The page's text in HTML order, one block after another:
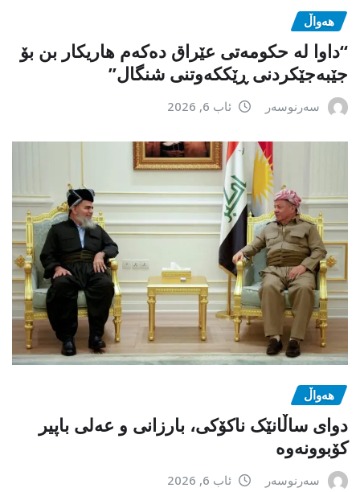
هەواڵ
“داوا لە حكومەتی عێراق دەكەم هاریكار بن بۆ
جێبەجێكردنی ڕێككەوتنی شنگال”
سەرنوسەر ئاب 6, 2026
هەواڵ
دوای ساڵانێک ناکۆکی، بارزانی و عەلی باپیر
کۆبوونەوە
سەرنوسەر ئاب 6, 2026